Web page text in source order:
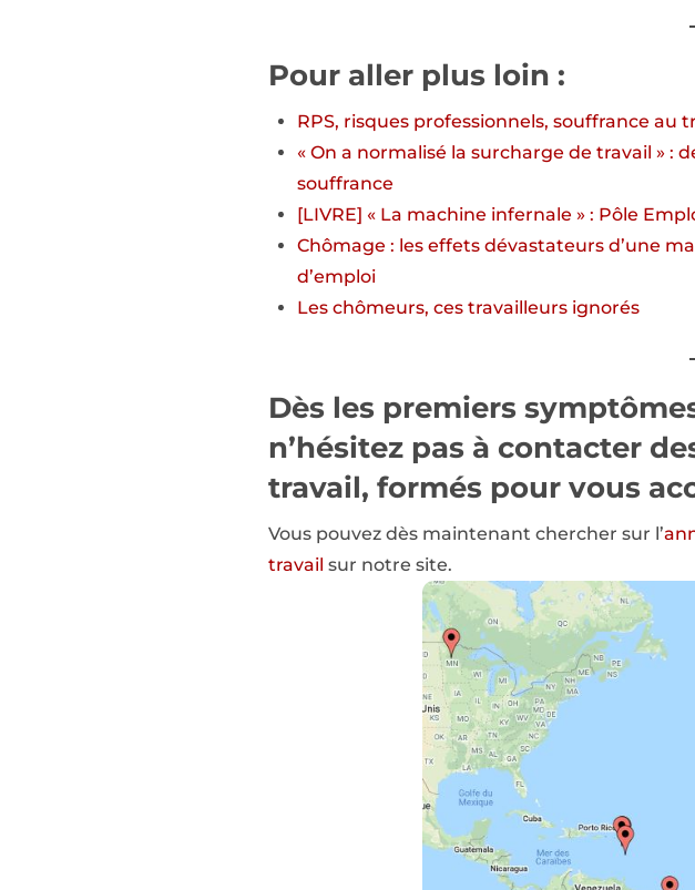
Pour aller plus loin :
RPS, risques professionnels, souffrance au
« On a normalisé la surcharge de travail » :
souffrance
[LIVRE] « La machine infernale » : Pôle
Chômage : les effets dévastateurs d’une
d’emploi
Les chômeurs, ces travailleurs ignorés
Dès les premiers
n’hésitez pas à contacter
travail, formés pour vous
Vous pouvez dès maintenant chercher sur l’
travail sur notre site.